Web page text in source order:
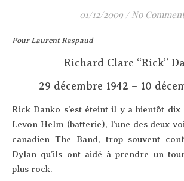
01/12/2009 / No
Pour Laurent Raspaud
Richard Clare “Rick”
29 décembre 1942 – 10
Rick Dan­ko s’est éteint il y a bien­tôt
Levon Helm (bat­te­rie), l’une des deux
cana­dien The Band, trop sou­vent
Dylan qu’ils ont aidé à prendre un
plus rock.